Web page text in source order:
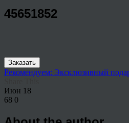
45651852
Заказать
Рекомендуем: Эксклюзивный
Июн 18
68 0